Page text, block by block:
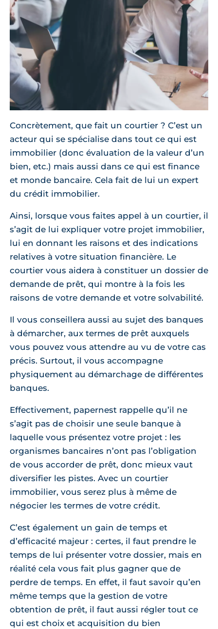
Concrètement, que fait un courtier ? C’est un
acteur qui se spécialise dans tout ce qui est
immobilier (donc évaluation de la valeur d’un
bien, etc.) mais aussi dans ce qui est finance
et monde bancaire. Cela fait de lui un expert
du crédit immobilier.
Ainsi, lorsque vous faites appel à un courtier, il
s’agit de lui expliquer votre projet immobilier,
lui en donnant les raisons et des indications
relatives à votre situation financière. Le
courtier vous aidera à constituer un dossier de
demande de prêt, qui montre à la fois les
raisons de votre demande et votre solvabilité.
Il vous conseillera aussi au sujet des banques
à démarcher, aux termes de prêt auxquels
vous pouvez vous attendre au vu de votre cas
précis. Surtout, il vous accompagne
physiquement au démarchage de différentes
banques.
Effectivement, papernest rappelle qu’il ne
s’agit pas de choisir une seule banque à
laquelle vous présentez votre projet : les
organismes bancaires n’ont pas l’obligation
de vous accorder de prêt, donc mieux vaut
diversifier les pistes. Avec un courtier
immobilier, vous serez plus à même de
négocier les termes de votre crédit.
C’est également un gain de temps et
d’efficacité majeur : certes, il faut prendre le
temps de lui présenter votre dossier, mais en
réalité cela vous fait plus gagner que de
perdre de temps. En effet, il faut savoir qu’en
même temps que la gestion de votre
obtention de prêt, il faut aussi régler tout ce
qui est choix et acquisition du bien